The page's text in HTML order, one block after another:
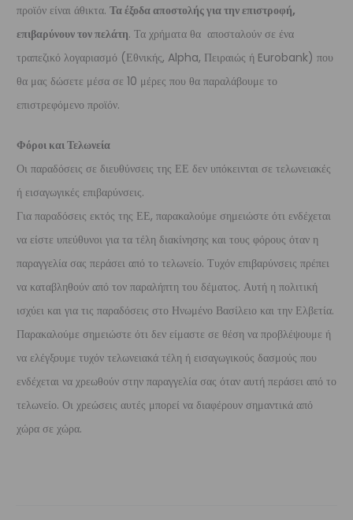
προϊόν είναι άθικτα. Τα έξοδα αποστολής για την επιστροφή,
επιβαρύνουν τον πελάτη. Τα χρήματα θα αποσταλούν σε ένα
τραπεζικό λογαριασμό (Εθνικής, Alpha, Πειραιώς ή Eurobank) που
θα μας δώσετε μέσα σε 10 μέρες που θα παραλάβουμε το
επιστρεφόμενο προϊόν.
Φόροι και Τελωνεία
Οι παραδόσεις σε διευθύνσεις της ΕΕ δεν υπόκεινται σε τελωνειακές
ή εισαγωγικές επιβαρύνσεις.
Για παραδόσεις εκτός της ΕΕ, παρακαλούμε σημειώστε ότι ενδέχεται
να είστε υπεύθυνοι για τα τέλη διακίνησης και τους φόρους όταν η
παραγγελία σας περάσει από το τελωνείο. Τυχόν επιβαρύνσεις πρέπει
να καταβληθούν από τον παραλήπτη του δέματος. Αυτή η πολιτική
ισχύει και για τις παραδόσεις στο Ηνωμένο Βασίλειο και την Ελβετία.
Παρακαλούμε σημειώστε ότι δεν είμαστε σε θέση να προβλέψουμε ή
να ελέγξουμε τυχόν τελωνειακά τέλη ή εισαγωγικούς δασμούς που
ενδέχεται να χρεωθούν στην παραγγελία σας όταν αυτή περάσει από το
τελωνείο. Οι χρεώσεις αυτές μπορεί να διαφέρουν σημαντικά από
χώρα σε χώρα.